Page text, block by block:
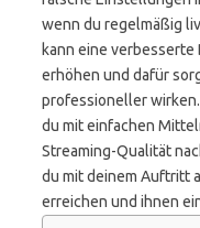
wenn du regelmäßig
kann eine
erhöhen und dafür
professioneller
du mit einfachen
Streaming-Qualität
du mit deinem Auftritt
erreichen und ihnen